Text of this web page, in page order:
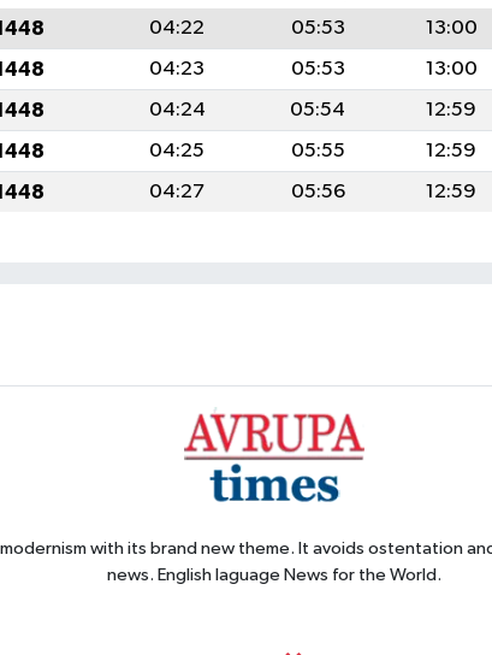
04:22 05:53 13:00
04:23 05:53 13:00
04:24 05:54 12:59
04:25 05:55 12:59
04:27 05:56 12:59
with its brand new theme. It avoids ostentation
news. English laguage News for the World.